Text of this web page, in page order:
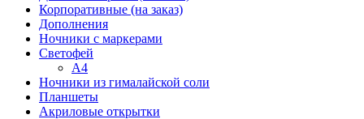
Корпоративные (на заказ)
Дополнения
Ночники с маркерами
Светофей
А4
Ночники из гималайской соли
Планшеты
Акриловые открытки